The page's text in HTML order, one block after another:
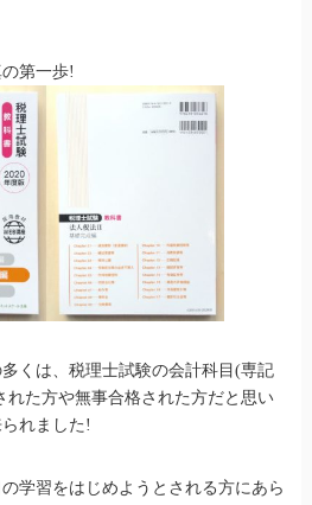
第一歩!
くは、税理士試験の会計科目(専記
れた方や無事合格された方だと思い
れました!
学習をはじめようとされる方にあら